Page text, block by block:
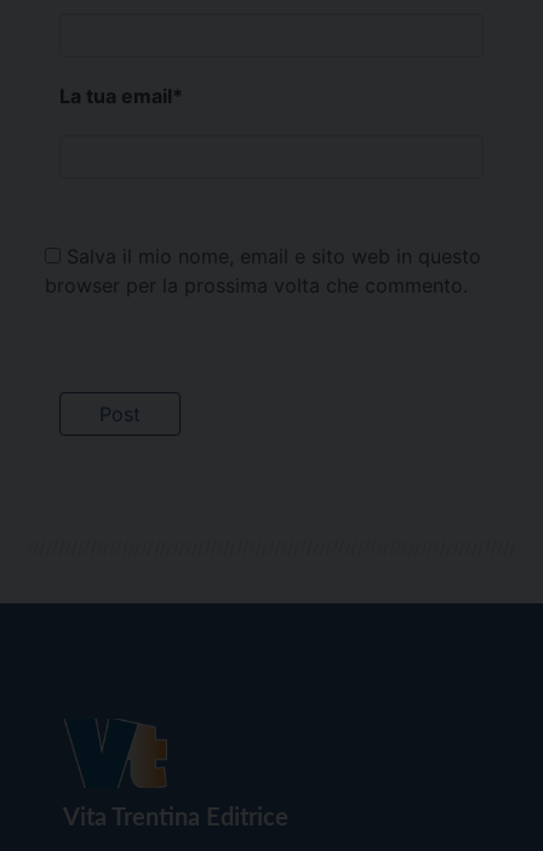
La tua email*
Salva il mio nome, email e sito web in questo
browser per la prossima volta che commento.
Vita Trentina Editrice